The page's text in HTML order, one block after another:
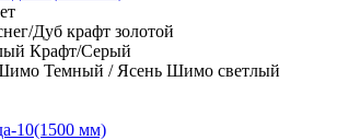
Дуб крафт золотой
Крафт/Серый
Темный / Ясень Шимо светлый
10(1500 мм)